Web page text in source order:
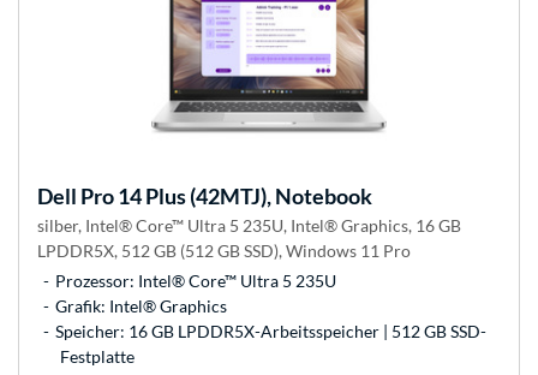
Dell Pro 14 Plus (42MTJ), Notebook
silber, Intel® Core™ Ultra 5 235U, Intel® Graphics, 16 GB
LPDDR5X, 512 GB (512 GB SSD), Windows 11 Pro
Prozessor: Intel® Core™ Ultra 5 235U
Grafik: Intel® Graphics
Speicher: 16 GB LPDDR5X-Arbeitsspeicher | 512 GB SSD-
Festplatte